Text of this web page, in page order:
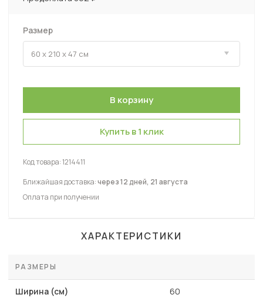
Размер
Купить в 1 клик
Код товара:1214411
Ближайшая доставка:через 12 дней, 21 августа
Оплата при получении
ХАРАКТЕРИСТИКИ
РАЗМЕРЫ
Ширина (см) 60